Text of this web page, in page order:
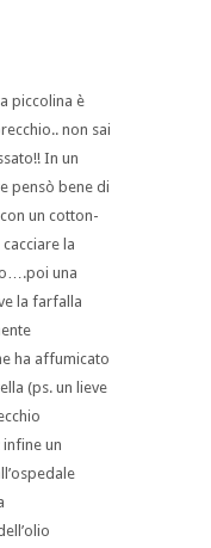
piccolina è
non sai
In un
pensò bene di
un cotton-
la
una
la farfalla
ha affumicato
(ps. un lieve
un